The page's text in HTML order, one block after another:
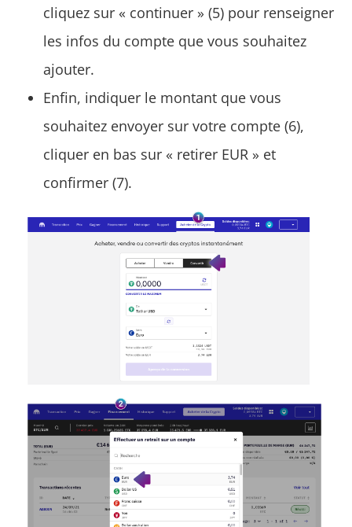
cliquez sur « continuer » (5) pour renseigner
les infos du compte que vous souhaitez
ajouter.
Enfin, indiquer le montant que vous
souhaitez envoyer sur votre compte (6),
cliquer en bas sur « retirer EUR » et
confirmer (7).